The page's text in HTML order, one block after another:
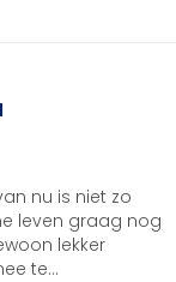
nu is niet zo
leven graag nog
lekker
te…